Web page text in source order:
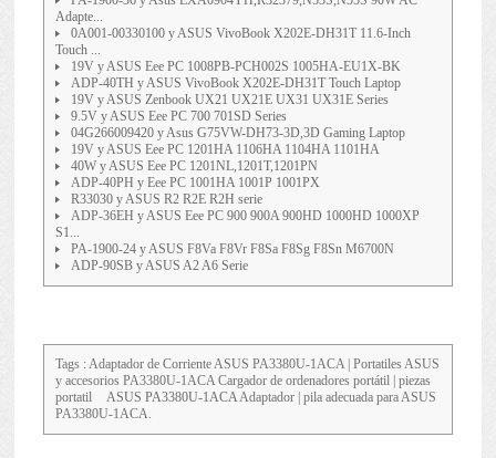
Adapte...
0A001-00330100 y ASUS VivoBook X202E-DH31T 11.6-Inch
Touch ...
19V y ASUS Eee PC 1008PB-PCH002S 1005HA-EU1X-BK
ADP-40TH y ASUS VivoBook X202E-DH31T Touch Laptop
19V y ASUS Zenbook UX21 UX21E UX31 UX31E Series
9.5V y ASUS Eee PC 700 701SD Series
04G266009420 y Asus G75VW-DH73-3D,3D Gaming Laptop
19V y ASUS Eee PC 1201HA 1106HA 1104HA 1101HA
40W y ASUS Eee PC 1201NL,1201T,1201PN
ADP-40PH y Eee PC 1001HA 1001P 1001PX
R33030 y ASUS R2 R2E R2H serie
ADP-36EH y ASUS Eee PC 900 900A 900HD 1000HD 1000XP
S1...
PA-1900-24 y ASUS F8Va F8Vr F8Sa F8Sg F8Sn M6700N
ADP-90SB y ASUS A2 A6 Serie
Tags : Adaptador de CorrienteASUS PA3380U-1ACA| Portatiles ASUS
y accesorios PA3380U-1ACA Cargador de ordenadores portátil | piezas
portatil
ASUS PA3380U-1ACAAdaptador | pila adecuada para ASUS
PA3380U-1ACA.